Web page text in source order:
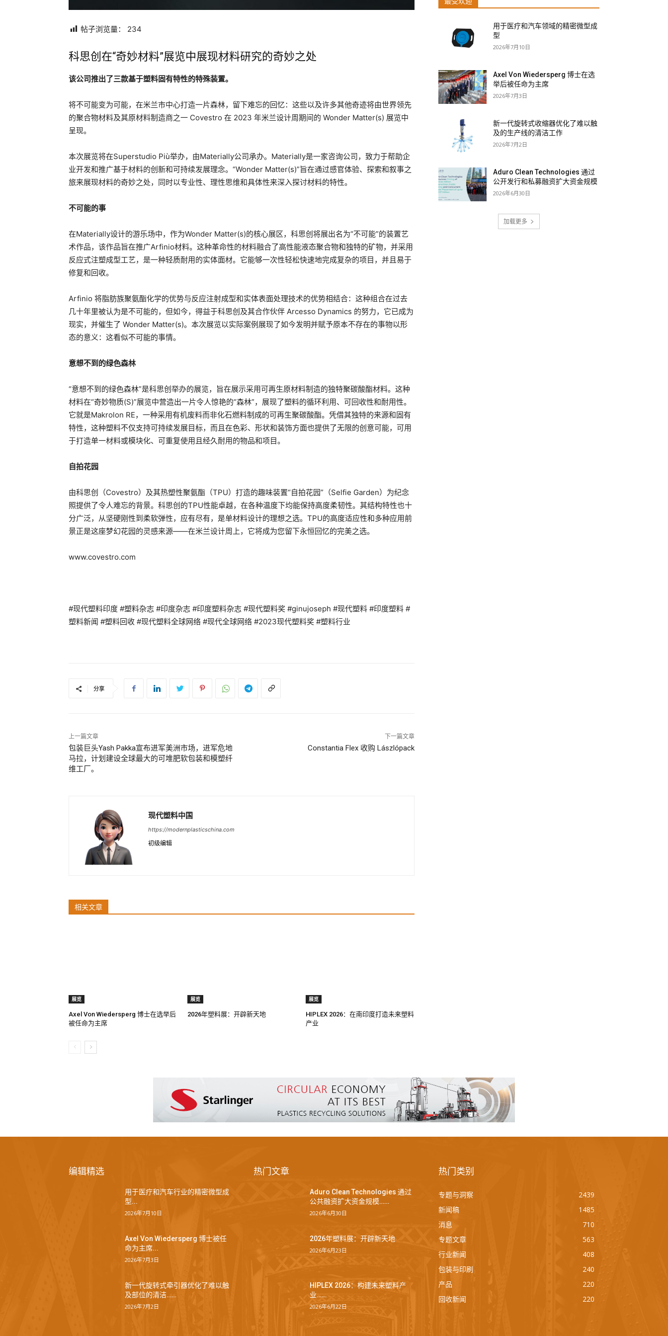
帖子浏览量： 234
科思创在“奇妙材料”展览中展现材料研究的奇妙之处
该公司推出了三款基于塑料固有特性的特殊装置。
将不可能变为可能，在米兰市中心打造一片森林，留下难忘的回忆：这些以及许多其他奇迹将由世界领先
的聚合物材料及其原材料制造商之一 Covestro 在 2023 年米兰设计周期间的 Wonder Matter(s) 展览中
呈现。
本次展览将在Superstudio Più举办，由Materially公司承办。Materially是一家咨询公司，致力于帮助企
业开发和推广基于材料的创新和可持续发展理念。“Wonder Matter(s)”旨在通过感官体验、探索和叙事之
旅来展现材料的奇妙之处，同时以专业性、理性思维和具体性来深入探讨材料的特性。
不可能的事
在Materially设计的游乐场中，作为Wonder Matter(s)的核心展区，科思创将展出名为“不可能”的装置艺
术作品，该作品旨在推广Arfinio材料。这种革命性的材料融合了高性能液态聚合物和独特的矿物，并采用
反应式注塑成型工艺，是一种轻质耐用的实体面材。它能够一次性轻松快速地完成复杂的项目，并且易于
修复和回收。
Arfinio 将脂肪族聚氨酯化学的优势与反应注射成型和实体表面处理技术的优势相结合：这种组合在过去
几十年里被认为是不可能的，但如今，得益于科思创及其合作伙伴 Arcesso Dynamics 的努力，它已成为
现实，并催生了 Wonder Matter(s)。本次展览以实际案例展现了如今发明并赋予原本不存在的事物以形
态的意义：这看似不可能的事情。
意想不到的绿色森林
“意想不到的绿色森林”是科思创举办的展览，旨在展示采用可再生原材料制造的独特聚碳酸酯材料。这种
材料在“奇妙物质(S)”展览中营造出一片令人惊艳的“森林”，展现了塑料的循环利用、可回收性和耐用性。
它就是Makrolon RE，一种采用有机废料而非化石燃料制成的可再生聚碳酸酯。凭借其独特的来源和固有
特性，这种塑料不仅支持可持续发展目标，而且在色彩、形状和装饰方面也提供了无限的创意可能，可用
于打造单一材料或模块化、可重复使用且经久耐用的物品和项目。
自拍花园
由科思创（Covestro）及其热塑性聚氨酯（TPU）打造的趣味装置“自拍花园”（Selfie Garden）为纪念
照提供了令人难忘的背景。科思创的TPU性能卓越，在各种温度下均能保持高度柔韧性。其结构特性也十
分广泛，从坚硬刚性到柔软弹性，应有尽有，是单材料设计的理想之选。TPU的高度适应性和多种应用前
景正是这座梦幻花园的灵感来源——在米兰设计周上，它将成为您留下永恒回忆的完美之选。
www.covestro.com
#现代塑料印度 #塑料杂志 #印度杂志 #印度塑料杂志 #现代塑料奖 #ginujoseph #现代塑料 #印度塑料 #
塑料新闻 #塑料回收 #现代塑料全球网络 #现代全球网络 #2023现代塑料奖 #塑料行业
分享
上一篇文章
包装巨头Yash Pakka宣布进军美洲市场，进军危地
马拉，计划建设全球最大的可堆肥软包装和模塑纤
维工厂。
下一篇文章
Constantia Flex 收购 Lászlópack
现代塑料中国
https://modernplasticschina.com
初级编辑
相关文章
展览
Axel Von Wiedersperg 博士在选举后
被任命为主席
展览
2026年塑料展：开辟新天地
展览
HIPLEX 2026：在南印度打造未来塑料
产业
用于医疗和汽车领域的精密微型成
型
2026年7月10日
Axel Von Wiedersperg 博士在选
举后被任命为主席
2026年7月3日
新一代旋转式收缩器优化了难以触
及的生产线的清洁工作
2026年7月2日
Aduro Clean Technologies 通过
公开发行和私募融资扩大资金规模
2026年6月30日
加载更多
编辑精选
用于医疗和汽车行业的精密微型成
型...
2026年7月10日
Axel Von Wiedersperg 博士被任
命为主席...
2026年7月3日
新一代旋转式牵引器优化了难以触
及部位的清洁……
2026年7月2日
热门文章
Aduro Clean Technologies 通过
公共融资扩大资金规模……
2026年6月30日
2026年塑料展：开辟新天地
2026年6月23日
HIPLEX 2026：构建未来塑料产
业……
2026年6月22日
热门类别
专题与洞察
2439
新闻稿
1485
消息
710
专题文章
563
行业新闻
408
包装与印刷
240
产品
220
回收新闻
220